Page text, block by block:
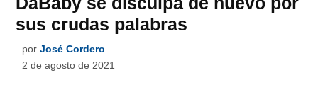
sus crudas palabras
por José Cordero
2 de agosto de 2021